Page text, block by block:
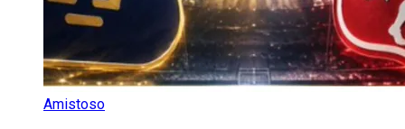
Amistoso